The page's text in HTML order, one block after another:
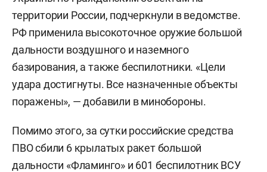
территории России, подчеркнули в ведомстве.
РФ применила высокоточное оружие большой
дальности воздушного и наземного
базирования, а также беспилотники. «Цели
удара достигнуты. Все назначенные объекты
поражены», — добавили в минобороны.
Помимо этого, за сутки российские средства
ПВО сбили 6 крылатых ракет большой
дальности «Фламинго» и 601 беспилотник ВСУ